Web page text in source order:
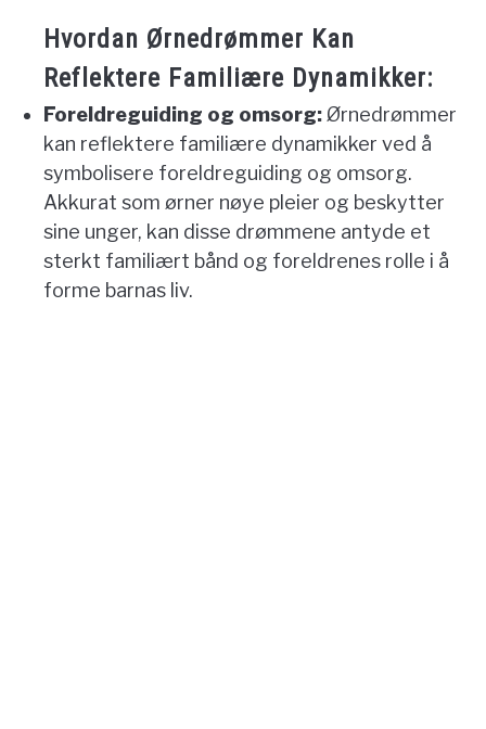
Hvordan Ørnedrømmer Kan
Reflektere Familiære Dynamikker:
Foreldreguiding og omsorg:Ørnedrømmer
kan reflektere familiære dynamikker ved å
symbolisere foreldreguiding og omsorg.
Akkurat som ørner nøye pleier og beskytter
sine unger, kan disse drømmene antyde et
sterkt familiært bånd og foreldrenes rolle i å
forme barnas liv.